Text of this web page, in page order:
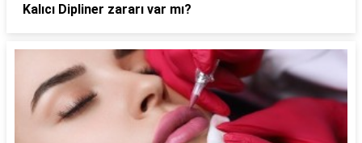
Kalıcı Dipliner zararı var mı?